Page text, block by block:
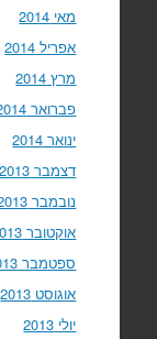
מאי 2014
אפריל 2014
מרץ 2014
פברואר 2014
ינואר 2014
דצמבר 2013
נובמבר 2013
אוקטובר 2013
ספטמבר 2013
אוגוסט 2013
יולי 2013